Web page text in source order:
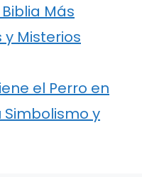
Más
y Misterios
el Perro en
Simbolismo y